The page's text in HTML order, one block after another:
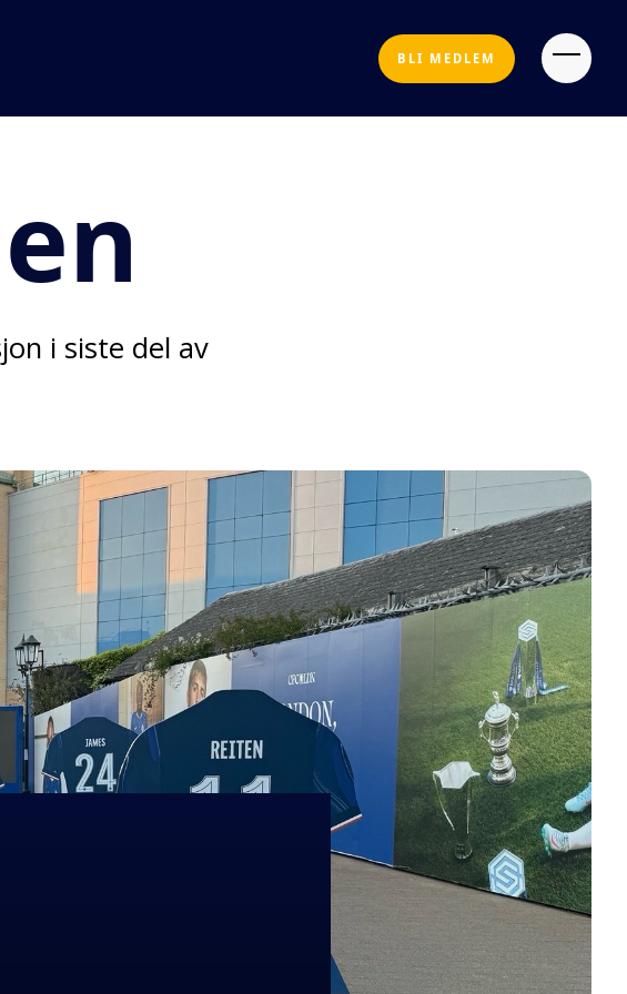
BLI MEDLEM
i siste del av